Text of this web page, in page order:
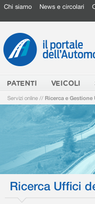
Chi siamo News e circolari
PATENTI VEICOLI
Servizi online // Ricerca e Gestione
Ricerca Uffici